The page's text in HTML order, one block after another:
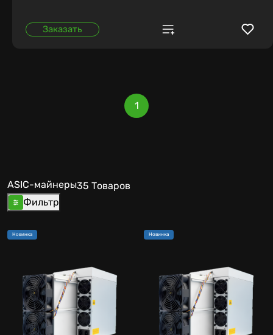
Заказать
1
ASIC-майнеры35 Товаров
Фильтр
Новинка Новинка